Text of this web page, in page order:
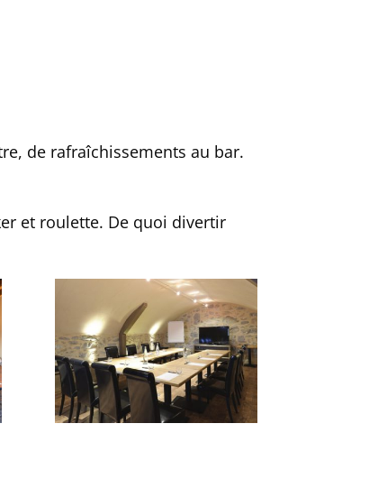
de rafraîchissements au bar.
et roulette. De quoi divertir